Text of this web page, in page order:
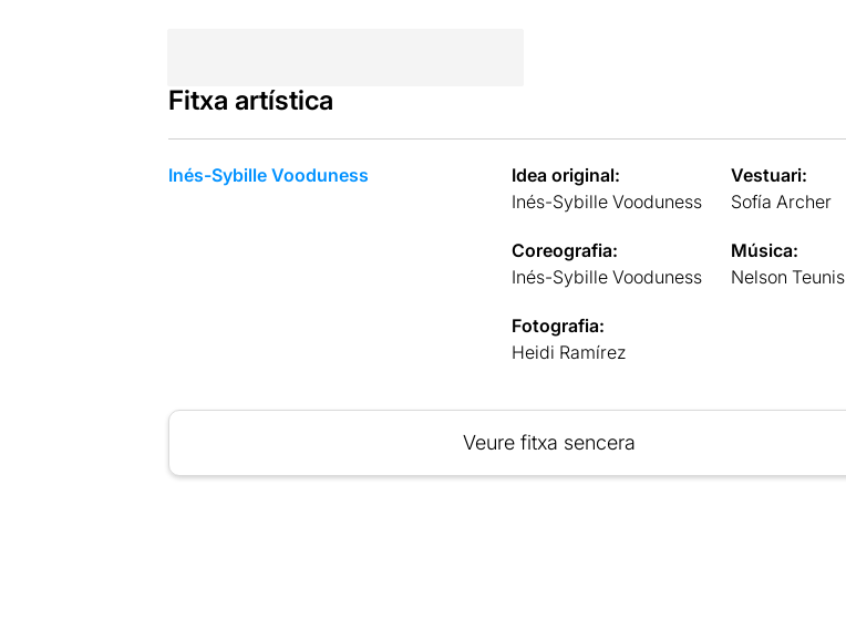
Fitxa artística
Inés-Sybille Vooduness
Idea original:
Inés-Sybille Vooduness
Vestuari:
Sofía Archer
Coreografia:
Inés-Sybille Vooduness
Música:
Nelson Teunis
Fotografia:
Heidi Ramírez
Veure fitxa sencera